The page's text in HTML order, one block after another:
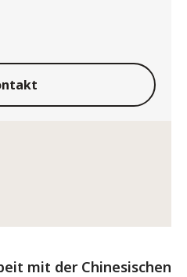
mit der Chinesischen